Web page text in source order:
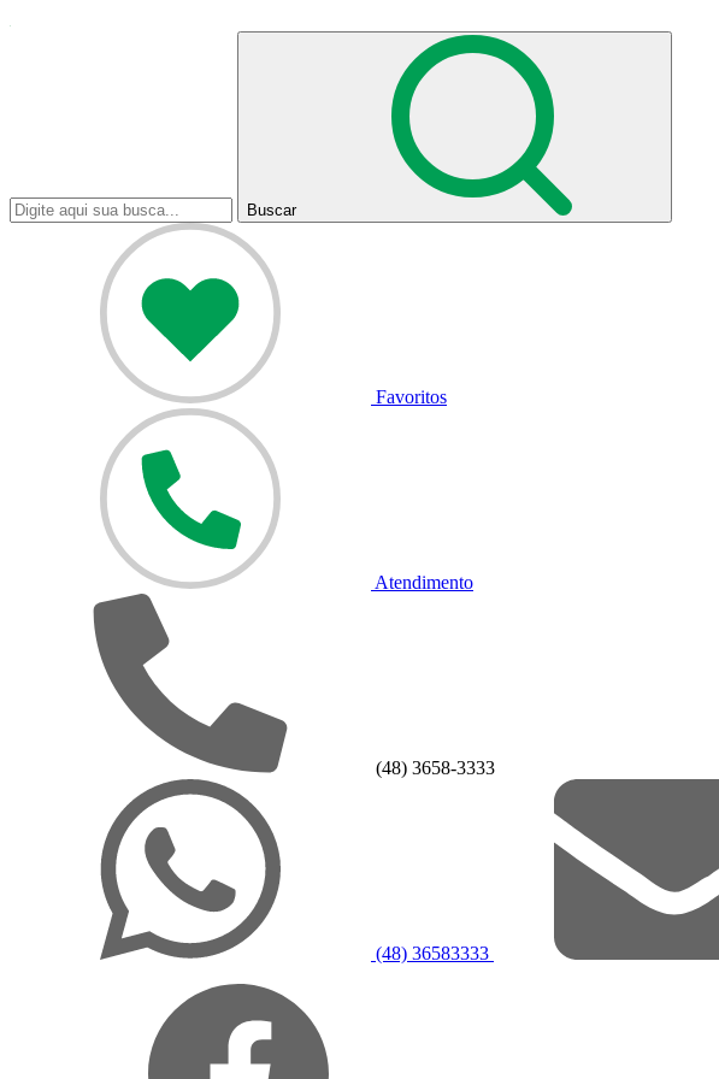
Buscar
Favoritos
Atendimento
(48) 3658-3333
(48) 36583333